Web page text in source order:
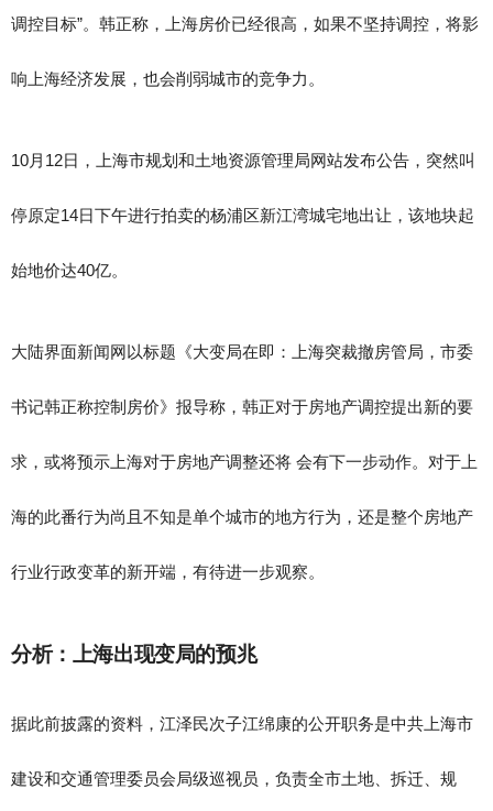
调控目标”。韩正称，上海房价已经很高，如果不坚持调控，将影
响上海经济发展，也会削弱城市的竞争力。
10月12日，上海市规划和土地资源管理局网站发布公告，突然叫
停原定14日下午进行拍卖的杨浦区新江湾城宅地出让，该地块起
始地价达40亿。
大陆界面新闻网以标题《大变局在即：上海突裁撤房管局，市委
书记韩正称控制房价》报导称，韩正对于房地产调控提出新的要
求，或将预示上海对于房地产调整还将 会有下一步动作。对于上
海的此番行为尚且不知是单个城市的地方行为，还是整个房地产
行业行政变革的新开端，有待进一步观察。
分析：上海出现变局的预兆
据此前披露的资料，江泽民次子江绵康的公开职务是中共上海市
建设和交通管理委员会局级巡视员，负责全市土地、拆迁、规